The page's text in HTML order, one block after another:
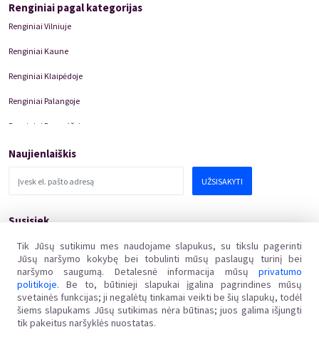
Tik Jūsų sutikimu mes naudojame slapukus, su tikslu pagerinti
Jūsų naršymo kokybę bei tobulinti mūsų paslaugų turinį bei
naršymo saugumą. Detalesnė informacija mūsų privatumo
politikoje. Be to, būtinieji slapukai įgalina pagrindines mūsų
svetainės funkcijas; ji negalėtų tinkamai veikti be šių slapukų, todėl
šiems slapukams Jūsų sutikimas nėra būtinas; juos galima išjungti
tik pakeitus naršyklės nuostatas.
Renginiai pagal kategorijas
Renginiai Vilniuje
Renginiai Kaune
Renginiai Klaipėdoje
Renginiai Palangoje
Renginiai Panevėžyje
Domino Teatro Spektakliai
Naujienlaiškis
UŽSISAKYTI
Susisiek
Adresas:Žalgirio g.135, LT-08217 Vilnius
Įmonės kodas:304769369
PVM mokėtojo kodas :LT100011648218